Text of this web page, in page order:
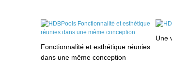
Fonctionnalité et esthétique réunies
dans une même conception
Une